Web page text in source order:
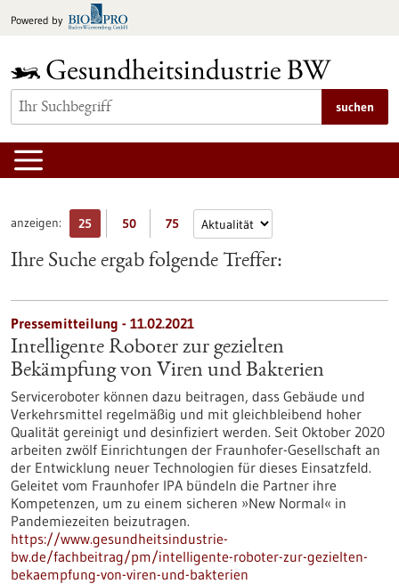
Inhalt
Powered by
suchen
anzeigen: 25 50 75
Ihre Suche ergab folgende Treffer:
Pressemitteilung - 11.02.2021
Intelligente Roboter zur gezielten
Bekämpfung von Viren und Bakterien
Serviceroboter können dazu beitragen, dass Gebäude und
Verkehrsmittel regelmäßig und mit gleichbleibend hoher
Qualität gereinigt und desinfiziert werden. Seit Oktober 2020
arbeiten zwölf Einrichtungen der Fraunhofer-Gesellschaft an
der Entwicklung neuer Technologien für dieses Einsatzfeld.
Geleitet vom Fraunhofer IPA bündeln die Partner ihre
Kompetenzen, um zu einem sicheren »New Normal« in
Pandemiezeiten beizutragen.
https://www.gesundheitsindustrie-
bw.de/fachbeitrag/pm/intelligente-roboter-zur-gezielten-
bekaempfung-von-viren-und-bakterien